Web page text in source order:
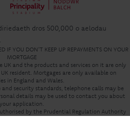
dros 500,000 o aelodau
IF YOU DON'T KEEP UP REPAYMENTS ON YOUR
MORTGAGE
UK and the products and services on it are only
resident. Mortgages are only available on
in England and Wales.
security standards, telephone calls may be
details may be used to contact you about
your application.
by the Prudential Regulation Authority